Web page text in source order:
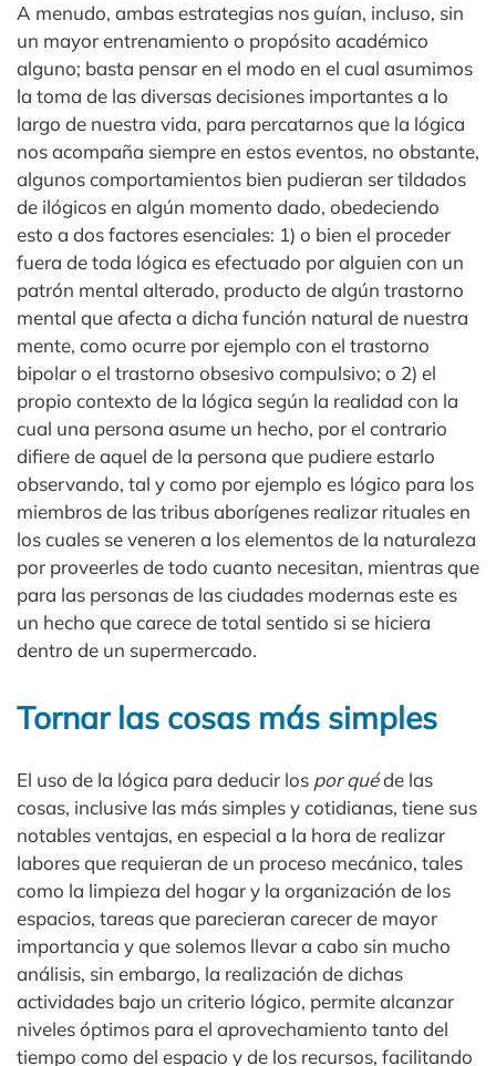
A menudo, ambas estrategias nos guían, incluso, sin
un mayor entrenamiento o propósito académico
alguno; basta pensar en el modo en el cual asumimos
la toma de las diversas decisiones importantes a lo
largo de nuestra vida, para percatarnos que la lógica
nos acompaña siempre en estos eventos, no obstante,
algunos comportamientos bien pudieran ser tildados
de ilógicos en algún momento dado, obedeciendo
esto a dos factores esenciales: 1) o bien el proceder
fuera de toda lógica es efectuado por alguien con un
patrón mental alterado, producto de algún trastorno
mental que afecta a dicha función natural de nuestra
mente, como ocurre por ejemplo con el trastorno
bipolar o el trastorno obsesivo compulsivo; o 2) el
propio contexto de la lógica según la realidad con la
cual una persona asume un hecho, por el contrario
difiere de aquel de la persona que pudiere estarlo
observando, tal y como por ejemplo es lógico para los
miembros de las tribus aborígenes realizar rituales en
los cuales se veneren a los elementos de la naturaleza
por proveerles de todo cuanto necesitan, mientras que
para las personas de las ciudades modernas este es
un hecho que carece de total sentido si se hiciera
dentro de un supermercado.
Tornar las cosas más simples
El uso de la lógica para deducir los por quéde las
cosas, inclusive las más simples y cotidianas, tiene sus
notables ventajas, en especial a la hora de realizar
labores que requieran de un proceso mecánico, tales
como la limpieza del hogar y la organización de los
espacios, tareas que parecieran carecer de mayor
importancia y que solemos llevar a cabo sin mucho
análisis, sin embargo, la realización de dichas
actividades bajo un criterio lógico, permite alcanzar
niveles óptimos para el aprovechamiento tanto del
tiempo como del espacio y de los recursos, facilitando